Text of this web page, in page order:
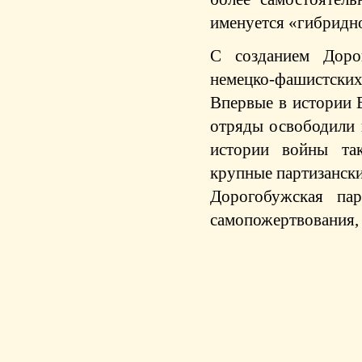
именуется
С созданием
немецко-
Впервые в истории
отряды освободили
истории войны
крупные
Дорогобужская